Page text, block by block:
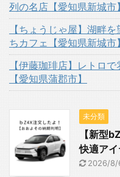
列の名店【愛知県新城市】
【ちょうじゃ屋】湖畔
ちカフェ【愛知県新城市】
【伊藤珈琲店】レトロ
【愛知県蒲郡市】
未分類
【新型
快適アイ
2026/8/